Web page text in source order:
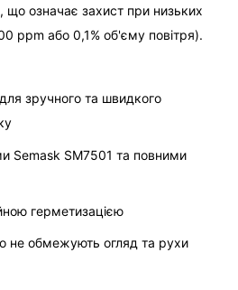
що означає захист при низьких
ppm або 0,1% об'єму повітря).
зручного та швидкого
Semask SM7501 та повними
герметизацією
не обмежують огляд та рухи